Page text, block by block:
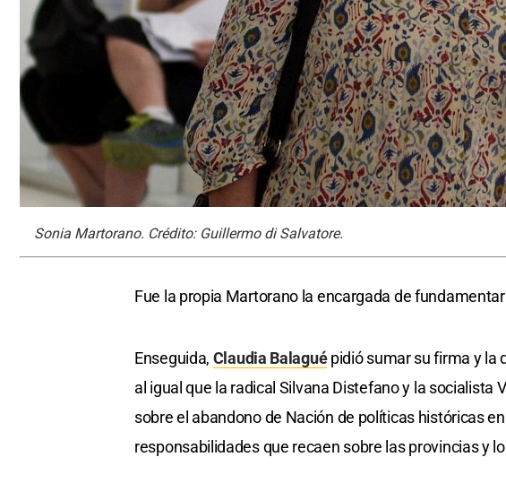
Sonia Martorano. Crédito: Guillermo di Salvatore.
Fue la propia Martorano la encargada de
Enseguida, Claudia Balaguépidió sumar su firma y la
al igual que la radical Silvana Distefano y la socialista
sobre el abandono de Nación de políticas históricas en
responsabilidades que recaen sobre las provincias y